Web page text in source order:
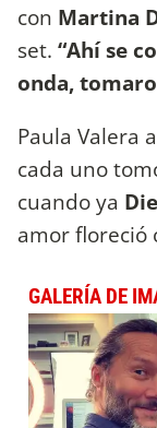
con Martina
set. “Ahí se
onda,
Paula Valera
cada uno
cuando ya
amor floreció
GALERÍA DE